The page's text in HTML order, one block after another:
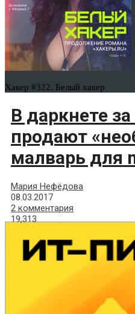
Хакер #322. Белый хакер
В даркнете
продают
малварь для
Мария Нефёдова
08.03.2017
2 комментария
19,313